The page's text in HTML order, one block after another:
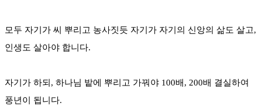
모두 자기가 씨 뿌리고 농사짓듯 자기가 자기의 신앙의 삶도 살고,
인생도 살아야 합니다.
자기가 하되, 하나님 밭에 뿌리고 가꿔야 100배, 200배 결실하여
풍년이 됩니다.